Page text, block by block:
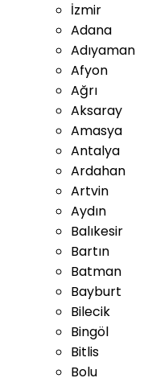
İzmir
Adana
Adıyaman
Afyon
Ağrı
Aksaray
Amasya
Antalya
Ardahan
Artvin
Aydın
Balıkesir
Bartın
Batman
Bayburt
Bilecik
Bingöl
Bitlis
Bolu